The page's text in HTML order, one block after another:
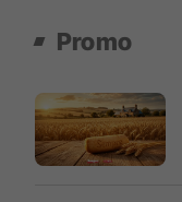
Promo